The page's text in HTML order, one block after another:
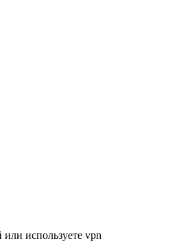
используете vpn